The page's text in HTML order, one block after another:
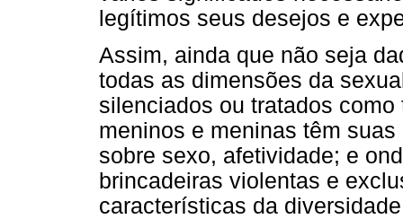
legítimos seus desejos e
Assim, ainda que não seja
todas as dimensões da
silenciados ou tratados
meninos e meninas têm
sobre sexo, afetividade; e
brincadeiras violentas e
características da